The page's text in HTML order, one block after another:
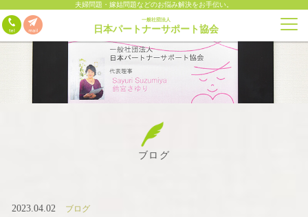
夫婦問題・嫁姑問題などのお悩み解決をお手伝い。
一般社団法人
日本パートナーサポート協会
ブログ
2023.04.02 ブログ